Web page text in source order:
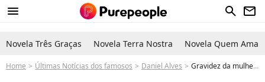
menu search newsletter
Novela Três Graças Novela Terra Nostra Novela Quem Ama
Home Últimas Notícias dos famosos Daniel Alves Gravidez da mulher de Daniel Alves: Joana Sanz mostra foto inédita do marido 30 dias após absolvição em pena de estupro